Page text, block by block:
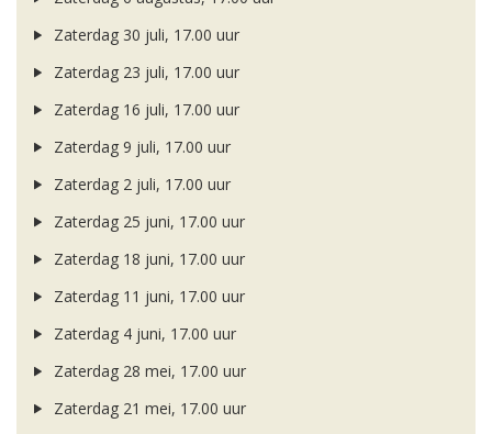
Zaterdag 30 juli, 17.00 uur
Zaterdag 23 juli, 17.00 uur
Zaterdag 16 juli, 17.00 uur
Zaterdag 9 juli, 17.00 uur
Zaterdag 2 juli, 17.00 uur
Zaterdag 25 juni, 17.00 uur
Zaterdag 18 juni, 17.00 uur
Zaterdag 11 juni, 17.00 uur
Zaterdag 4 juni, 17.00 uur
Zaterdag 28 mei, 17.00 uur
Zaterdag 21 mei, 17.00 uur